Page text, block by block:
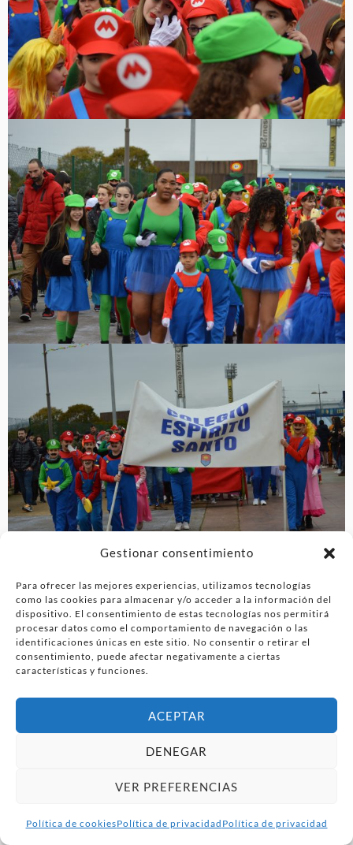
Gestionar consentimiento
Para ofrecer las mejores experiencias, utilizamos tecnologías
como las cookies para almacenar y/o acceder a la información del
dispositivo. El consentimiento de estas tecnologías nos permitirá
procesar datos como el comportamiento de navegación o las
identificaciones únicas en este sitio. No consentir o retirar el
consentimiento, puede afectar negativamente a ciertas
características y funciones.
ACEPTAR
DENEGAR
VER PREFERENCIAS
Política de cookiesPolítica de privacidad Política de privacidad